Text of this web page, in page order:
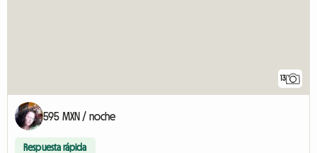
13
595 MXN / noche
Respuesta rápida